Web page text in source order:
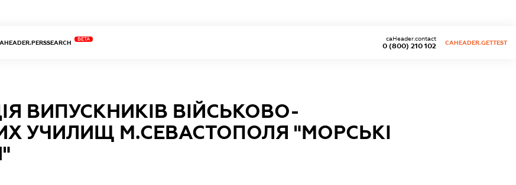
BETA
0 (800) 210 102
caHeader.contact
CAHEADER.GETTEST
ВИПУСКНИКІВ ВІЙСЬКОВО-
УЧИЛИЩ М.СЕВАСТОПОЛЯ "МОРСЬКІ